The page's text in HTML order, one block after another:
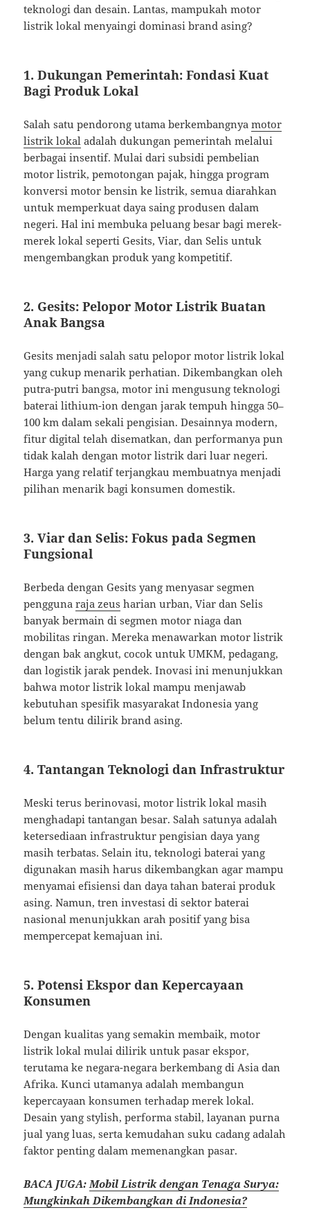
teknologi dan desain. Lantas, mampukah motor
listrik lokal menyaingi dominasi brand asing?
1. Dukungan Pemerintah: Fondasi Kuat
Bagi Produk Lokal
Salah satu pendorong utama berkembangnyamotor
listrik lokal adalah dukungan pemerintah melalui
berbagai insentif. Mulai dari subsidi pembelian
motor listrik, pemotongan pajak, hingga program
konversi motor bensin ke listrik, semua diarahkan
untuk memperkuat daya saing produsen dalam
negeri. Hal ini membuka peluang besar bagi merek-
merek lokal seperti Gesits, Viar, dan Selis untuk
mengembangkan produk yang kompetitif.
2. Gesits: Pelopor Motor Listrik Buatan
Anak Bangsa
Gesits menjadi salah satu pelopor motor listrik lokal
yang cukup menarik perhatian. Dikembangkan oleh
putra-putri bangsa, motor ini mengusung teknologi
baterai lithium-ion dengan jarak tempuh hingga 50–
100 km dalam sekali pengisian. Desainnya modern,
fitur digital telah disematkan, dan performanya pun
tidak kalah dengan motor listrik dari luar negeri.
Harga yang relatif terjangkau membuatnya menjadi
pilihan menarik bagi konsumen domestik.
3. Viar dan Selis: Fokus pada Segmen
Fungsional
Berbeda dengan Gesits yang menyasar segmen
penggunaraja zeus harian urban, Viar dan Selis
banyak bermain di segmen motor niaga dan
mobilitas ringan. Mereka menawarkan motor listrik
dengan bak angkut, cocok untuk UMKM, pedagang,
dan logistik jarak pendek. Inovasi ini menunjukkan
bahwa motor listrik lokal mampu menjawab
kebutuhan spesifik masyarakat Indonesia yang
belum tentu dilirik brand asing.
4. Tantangan Teknologi dan Infrastruktur
Meski terus berinovasi, motor listrik lokal masih
menghadapi tantangan besar. Salah satunya adalah
ketersediaan infrastruktur pengisian daya yang
masih terbatas. Selain itu, teknologi baterai yang
digunakan masih harus dikembangkan agar mampu
menyamai efisiensi dan daya tahan baterai produk
asing. Namun, tren investasi di sektor baterai
nasional menunjukkan arah positif yang bisa
mempercepat kemajuan ini.
5. Potensi Ekspor dan Kepercayaan
Konsumen
Dengan kualitas yang semakin membaik, motor
listrik lokal mulai dilirik untuk pasar ekspor,
terutama ke negara-negara berkembang di Asia dan
Afrika. Kunci utamanya adalah membangun
kepercayaan konsumen terhadap merek lokal.
Desain yang stylish, performa stabil, layanan purna
jual yang luas, serta kemudahan suku cadang adalah
faktor penting dalam memenangkan pasar.
BACA JUGA: Mobil Listrik dengan Tenaga Surya:
Mungkinkah Dikembangkan di Indonesia?